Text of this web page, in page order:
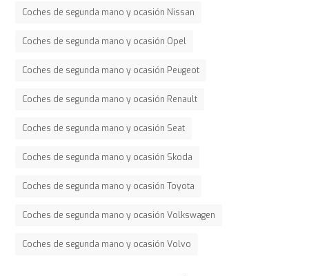
Coches de segunda mano y ocasión Nissan
Coches de segunda mano y ocasión Opel
Coches de segunda mano y ocasión Peugeot
Coches de segunda mano y ocasión Renault
Coches de segunda mano y ocasión Seat
Coches de segunda mano y ocasión Skoda
Coches de segunda mano y ocasión Toyota
Coches de segunda mano y ocasión Volkswagen
Coches de segunda mano y ocasión Volvo